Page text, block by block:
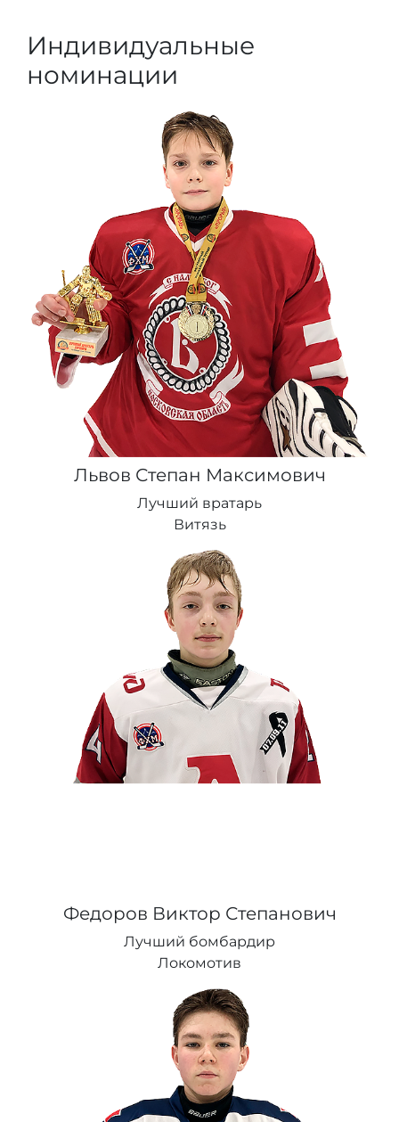
Индивидуальные
номинации
Львов Степан Максимович
Лучший вратарь
Витязь
Федоров Виктор Степанович
Лучший бомбардир
Локомотив